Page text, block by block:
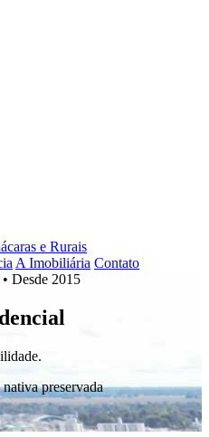
e Rurais
A Imobiliária Contato
Desde 2015
preservada